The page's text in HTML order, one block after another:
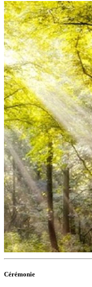
Cérémonie